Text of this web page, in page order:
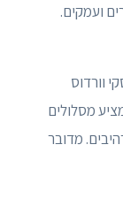
ועמקים.
וורדוס
מסלולים
מרהיבים. מדובר